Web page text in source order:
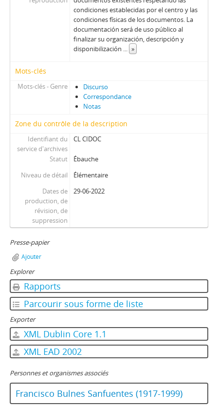
condiciones establecidas por el centro y las
condiciones físicas de los documentos. La
documentación será de uso público al
finalizar su organización, descripción y
disponibilización ... »
Mots-clés
Mots-clés - Genre
Discurso
Correspondance
Notas
Zone du contrôle de la description
Identifiant du
service d'archives
CL CIDOC
Statut
Ébauche
Niveau de détail
Élémentaire
Dates de
production, de
révision, de
suppression
29-06-2022
Presse-papier
Ajouter
Explorer
Rapports
Parcourir sous forme de liste
Exporter
XML Dublin Core 1.1
XML EAD 2002
Personnes et organismes associés
Francisco Bulnes Sanfuentes (1917-1999)